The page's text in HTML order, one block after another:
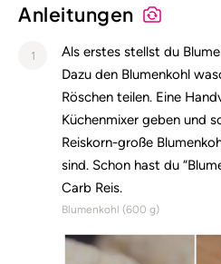
Anleitungen
1
Als erstes stellst du
Dazu den Blumenkohl
Röschen teilen. Eine
Küchenmixer geben und
Reiskorn-große
sind. Schon hast du
Carb Reis.
Blumenkohl (600 g)